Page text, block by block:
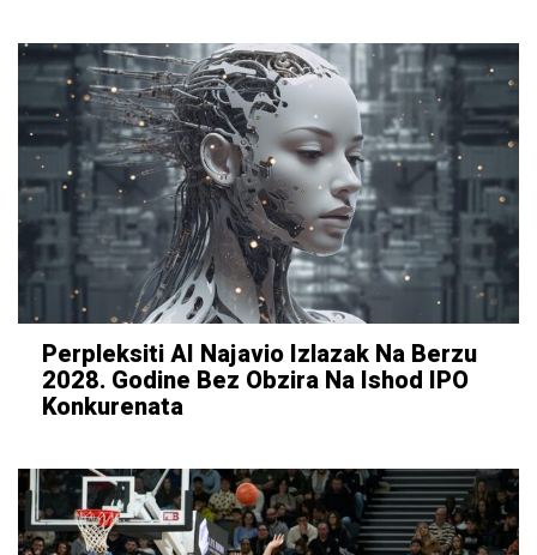
Perpleksiti AI Najavio Izlazak Na Berzu
2028. Godine Bez Obzira Na Ishod IPO
Konkurenata